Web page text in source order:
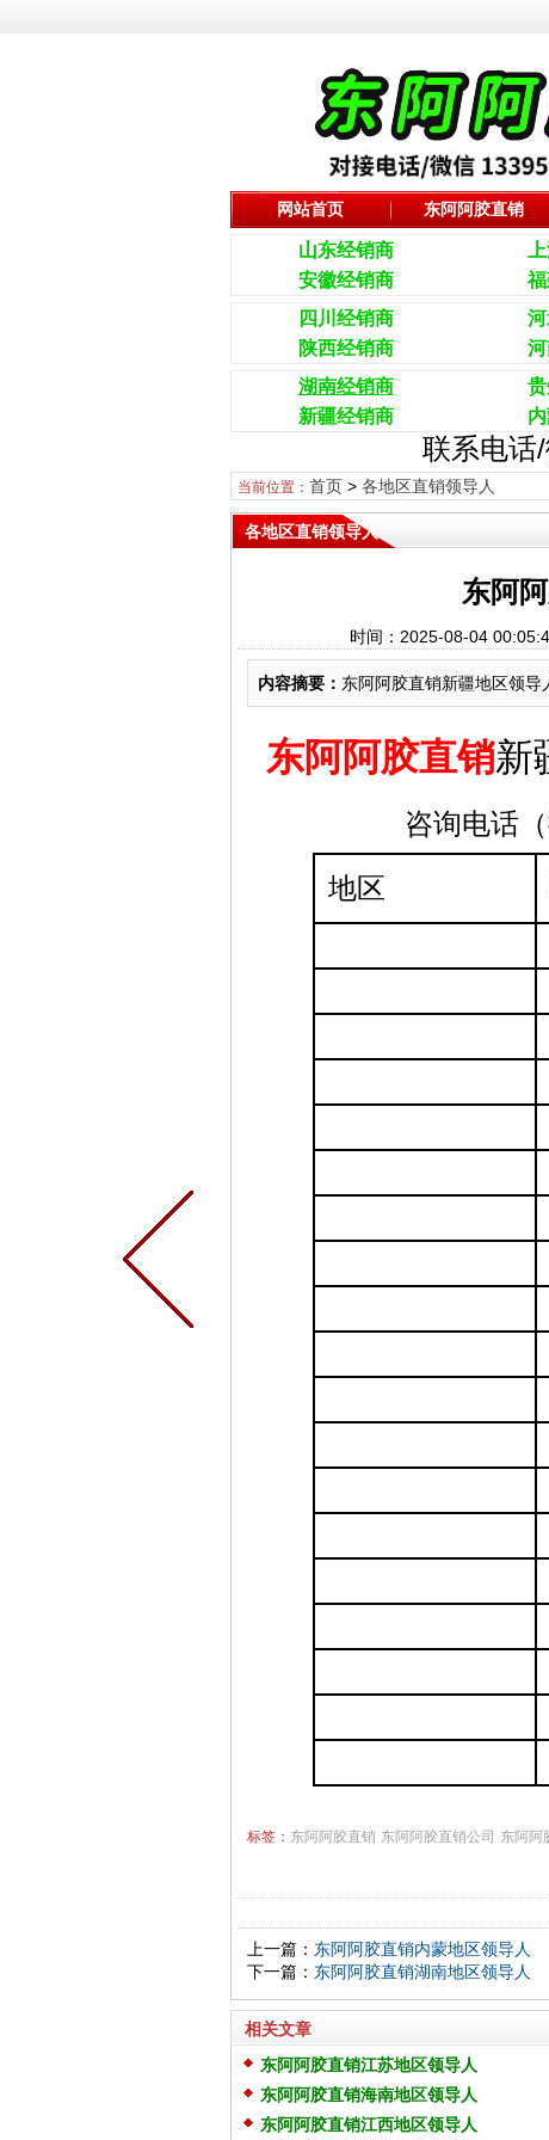
网站首页 东阿阿胶直销
山东经销商
安徽经销商
四川经销商
陕西经销商
湖南经销商
新疆经销商
联系电话
当前位置： 首页> 各地区直销领导人
各地区直销领导人
东阿
时间：2025-08-04
内容摘要： 东阿阿胶直销新疆地区领导
东阿阿胶直销新
咨询电话
地区
标签： 东阿阿胶直销 东阿阿胶直销公司 东阿阿
上一篇： 东阿阿胶直销内蒙地区领导人
下一篇： 东阿阿胶直销湖南地区领导人
相关文章
东阿阿胶直销江苏地区领导人
东阿阿胶直销海南地区领导人
东阿阿胶直销江西地区领导人